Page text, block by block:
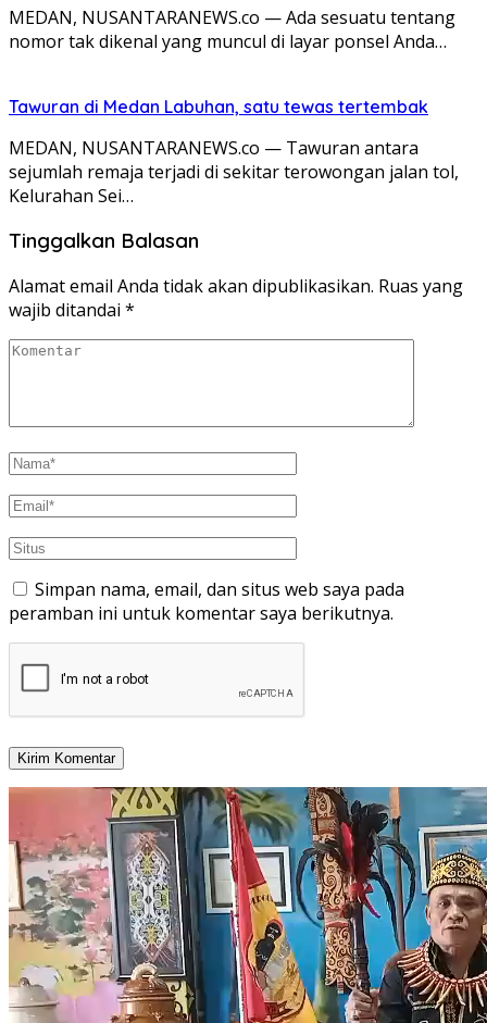
MEDAN, NUSANTARANEWS.co — Ada sesuatu tentang
nomor tak dikenal yang muncul di layar ponsel Anda…
Tawuran di Medan Labuhan, satu tewas tertembak
MEDAN, NUSANTARANEWS.co — Tawuran antara
sejumlah remaja terjadi di sekitar terowongan jalan tol,
Kelurahan Sei…
Tinggalkan Balasan
Alamat email Anda tidak akan dipublikasikan. Ruas yang
wajib ditandai *
Simpan nama, email, dan situs web saya pada
peramban ini untuk komentar saya berikutnya.